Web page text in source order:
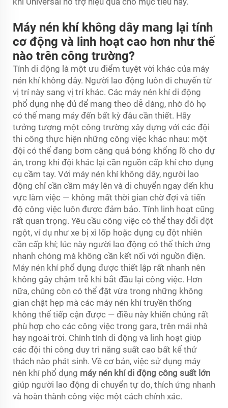
Máy nén khí không dây mang lại tính
cơ động và linh hoạt cao hơn như thế
nào trên công trường?
Tính di động là một ưu điểm tuyệt vời khác của máy
nén khí không dây. Người lao động luôn di chuyển từ
vị trí này sang vị trí khác. Các máy nén khí di động
phổ dụng nhẹ đủ để mang theo dễ dàng, nhờ đó họ
có thể mang máy đến bất kỳ đâu cần thiết. Hãy
tưởng tượng một công trường xây dựng với các đội
thi công thực hiện những công việc khác nhau: một
đội có thể đang bơm căng quả bóng khổng lồ cho dự
án, trong khi đội khác lại cần nguồn cấp khí cho dụng
cụ cầm tay. Với máy nén khí không dây, người lao
động chỉ cần cầm máy lên và di chuyển ngay đến khu
vực làm việc — không mất thời gian chờ đợi và tiến
độ công việc luôn được đảm bảo. Tính linh hoạt cũng
rất quan trọng. Yêu cầu công việc có thể thay đổi đột
ngột, ví dụ như xe bị xì lốp hoặc dụng cụ đột nhiên
cần cấp khí; lúc này người lao động có thể thích ứng
nhanh chóng mà không cần kết nối với nguồn điện.
Máy nén khí phổ dụng được thiết lập rất nhanh nên
không gây chậm trễ khi bắt đầu lại công việc. Hơn
nữa, chúng còn có thể đặt vừa trong những không
gian chật hẹp mà các máy nén khí truyền thống
không thể tiếp cận được — điều này khiến chúng rất
phù hợp cho các công việc trong gara, trên mái nhà
hay ngoài trời. Chính tính di động và linh hoạt giúp
các đội thi công duy trì năng suất cao bất kể thử
thách nào phát sinh. Về cơ bản, việc sử dụng máy
nén khí phổ dụng máy nén khí di động công suất lớn
giúp người lao động di chuyển tự do, thích ứng nhanh
và hoàn thành công việc một cách chính xác.